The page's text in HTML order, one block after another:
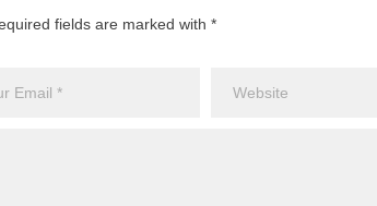
fields are marked with *